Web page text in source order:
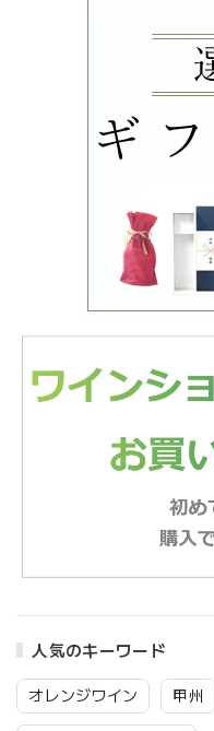
人気のキーワード
オレンジワイン 甲州